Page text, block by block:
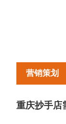
营销策划
重庆抄手店